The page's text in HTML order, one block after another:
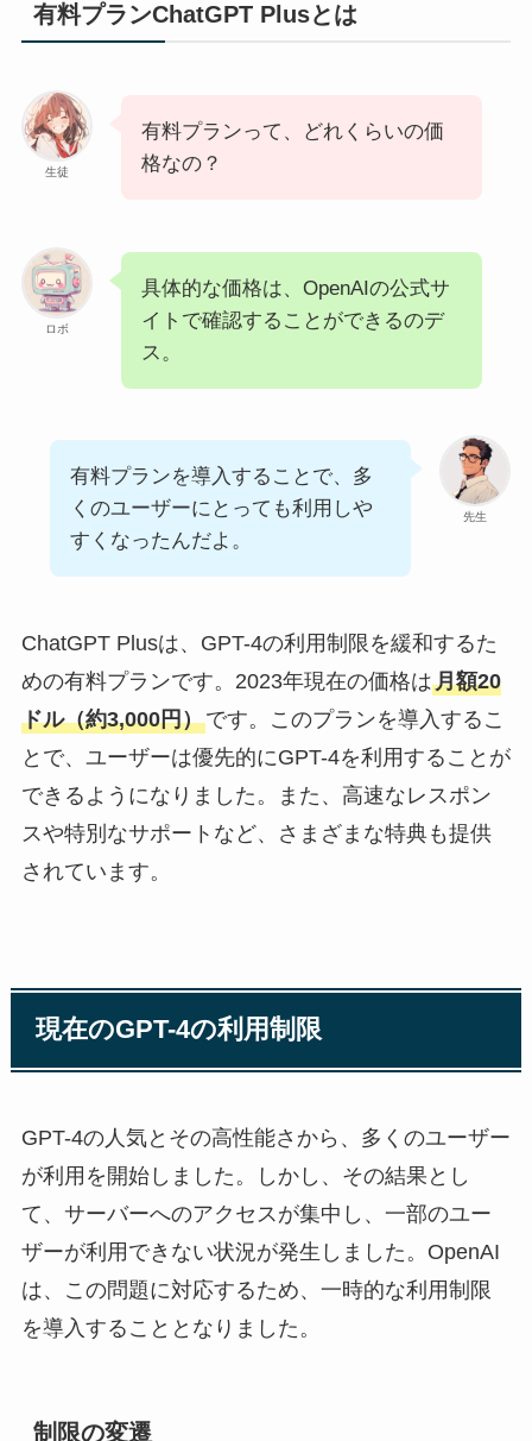
有料プランChatGPT Plusとは
生徒
有料プランって、どれくらいの価
格なの？
ロボ
具体的な価格は、OpenAIの公式サ
イトで確認することができるのデ
ス。
先生
有料プランを導入することで、多
くのユーザーにとっても利用しや
すくなったんだよ。
ChatGPT Plusは、GPT-4の利用制限を緩和するた
めの有料プランです。2023年現在の価格は月額20
ドル（約3,000円）です。このプランを導入するこ
とで、ユーザーは優先的にGPT-4を利用することが
できるようになりました。また、高速なレスポン
スや特別なサポートなど、さまざまな特典も提供
されています。
現在のGPT-4の利用制限
GPT-4の人気とその高性能さから、多くのユーザー
が利用を開始しました。しかし、その結果とし
て、サーバーへのアクセスが集中し、一部のユー
ザーが利用できない状況が発生しました。OpenAI
は、この問題に対応するため、一時的な利用制限
を導入することとなりました。
制限の変遷